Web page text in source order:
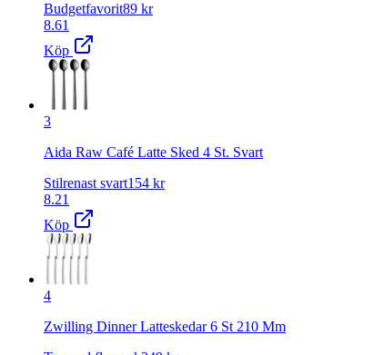
Budgetfavorit89 kr
8.61
Köp
3
Aida Raw Café Latte Sked 4 St. Svart
Stilrenast svart154 kr
8.21
Köp
4
Zwilling Dinner Latteskedar 6 St 210 Mm